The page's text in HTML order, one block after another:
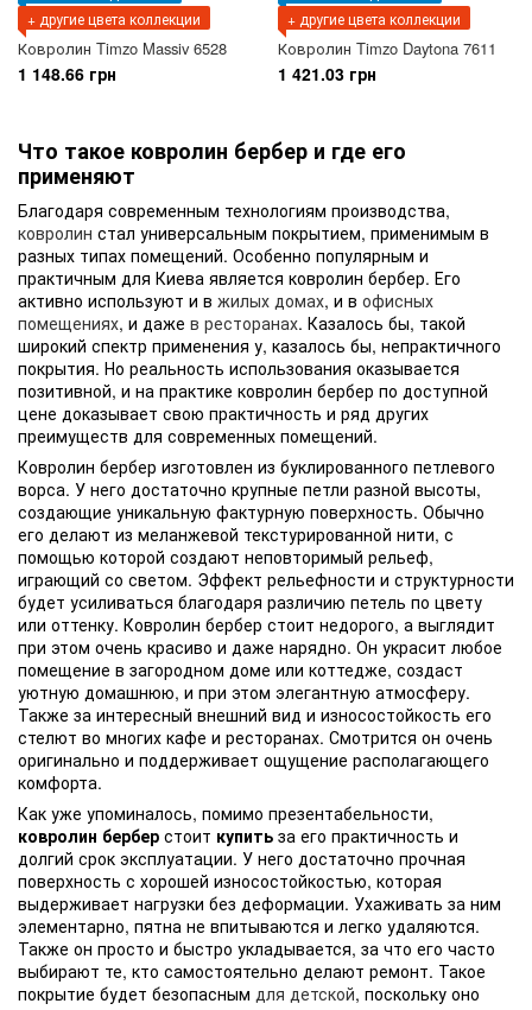
+ другие цвета коллекции
Ковролин Timzo Massiv 6528
1 148.66 грн
+ другие цвета коллекции
Ковролин Timzo Daytona 7611
1 421.03 грн
Что такое ковролин бербер и где его
применяют
Благодаря современным технологиям производства,
ковролин стал универсальным покрытием, применимым в
разных типах помещений. Особенно популярным и
практичным для Киева является ковролин бербер. Его
активно используют и в жилых домах, и в офисных
помещениях, и даже в ресторанах. Казалось бы, такой
широкий спектр применения у, казалось бы, непрактичного
покрытия. Но реальность использования оказывается
позитивной, и на практике ковролин бербер по доступной
цене доказывает свою практичность и ряд других
преимуществ для современных помещений.
Ковролин бербер изготовлен из буклированного петлевого
ворса. У него достаточно крупные петли разной высоты,
создающие уникальную фактурную поверхность. Обычно
его делают из меланжевой текстурированной нити, с
помощью которой создают неповторимый рельеф,
играющий со светом. Эффект рельефности и структурности
будет усиливаться благодаря различию петель по цвету
или оттенку. Ковролин бербер стоит недорого, а выглядит
при этом очень красиво и даже нарядно. Он украсит любое
помещение в загородном доме или коттедже, создаст
уютную домашнюю, и при этом элегантную атмосферу.
Также за интересный внешний вид и износостойкость его
стелют во многих кафе и ресторанах. Смотрится он очень
оригинально и поддерживает ощущение располагающего
комфорта.
Как уже упоминалось, помимо презентабельности,
ковролин бербер стоит купить за его практичность и
долгий срок эксплуатации. У него достаточно прочная
поверхность с хорошей износостойкостью, которая
выдерживает нагрузки без деформации. Ухаживать за ним
элементарно, пятна не впитываются и легко удаляются.
Также он просто и быстро укладывается, за что его часто
выбирают те, кто самостоятельно делают ремонт. Такое
покрытие будет безопасным для детской, поскольку оно